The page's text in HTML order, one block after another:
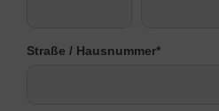
Straße / Hausnummer*